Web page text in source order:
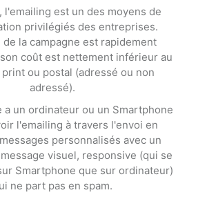
l'emailing est un des moyens de
privilégiés des entreprises.
de la campagne est rapidement
coût est nettement inférieur au
ou postal (adressé ou non
adressé).
a un ordinateur ou un Smartphone
l'emailing à travers l'envoi en
personnalisés avec un
visuel, responsive (qui se
Smartphone que sur ordinateur)
ne part pas en spam.